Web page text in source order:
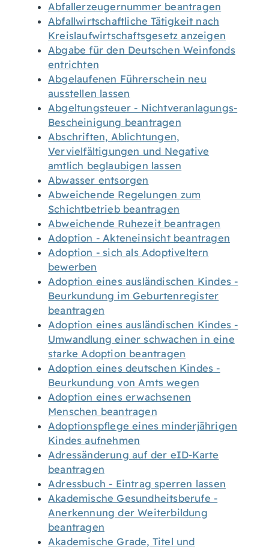
Abfallerzeugernummer beantragen
Abfallwirtschaftliche Tätigkeit nach
Kreislaufwirtschaftsgesetz anzeigen
Abgabe für den Deutschen Weinfonds
entrichten
Abgelaufenen Führerschein neu
ausstellen lassen
Abgeltungsteuer - Nichtveranlagungs-
Bescheinigung beantragen
Abschriften, Ablichtungen,
Vervielfältigungen und Negative
amtlich beglaubigen lassen
Abwasser entsorgen
Abweichende Regelungen zum
Schichtbetrieb beantragen
Abweichende Ruhezeit beantragen
Adoption - Akteneinsicht beantragen
Adoption - sich als Adoptiveltern
bewerben
Adoption eines ausländischen Kindes -
Beurkundung im Geburtenregister
beantragen
Adoption eines ausländischen Kindes -
Umwandlung einer schwachen in eine
starke Adoption beantragen
Adoption eines deutschen Kindes -
Beurkundung von Amts wegen
Adoption eines erwachsenen
Menschen beantragen
Adoptionspflege eines minderjährigen
Kindes aufnehmen
Adressänderung auf der eID-Karte
beantragen
Adressbuch - Eintrag sperren lassen
Akademische Gesundheitsberufe -
Anerkennung der Weiterbildung
beantragen
Akademische Grade, Titel und